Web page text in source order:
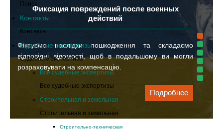
Поиск
Контакты
Контакты
Судебные экспертизы
Судебные экспертизы
Все судебные экспертизы
Все судебные экспертизы
Строительная и земельная
Строительная и земельная
Cтроительно-техническая
Фиксация повреждений после военных
действий
Фіксуємо наслідки пошкодження та складаємо
відповідні відомості, щоб в подальшому ви могли
розраховувати на компенсацію.
Подробнее